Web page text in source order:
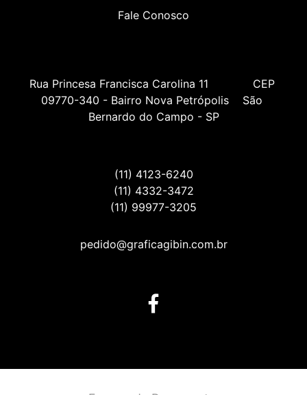
Fale Conosco
Rua Princesa Francisca Carolina 11             CEP
09770-340 - Bairro Nova Petrópolis    São
Bernardo do Campo - SP
(11) 4123-6240
(11) 4332-3472
(11) 99977-3205
pedido@graficagibin.com.br